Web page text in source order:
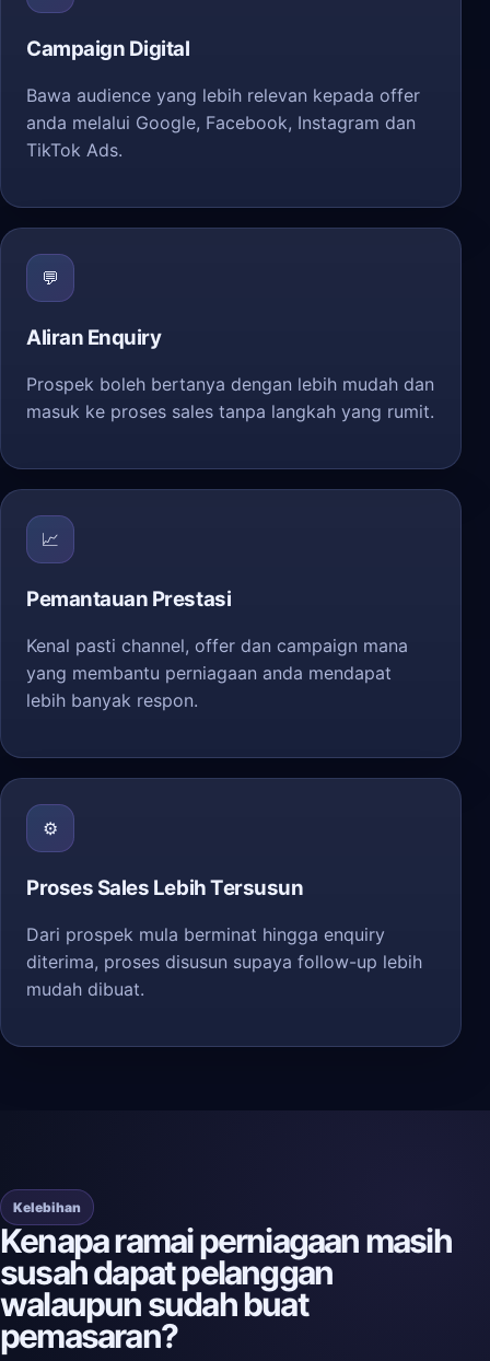
Campaign Digital
Bawa audience yang lebih relevan kepada offer
anda melalui Google, Facebook, Instagram dan
TikTok Ads.
💬
Aliran Enquiry
Prospek boleh bertanya dengan lebih mudah dan
masuk ke proses sales tanpa langkah yang rumit.
📈
Pemantauan Prestasi
Kenal pasti channel, offer dan campaign mana
yang membantu perniagaan anda mendapat
lebih banyak respon.
⚙️
Proses Sales Lebih Tersusun
Dari prospek mula berminat hingga enquiry
diterima, proses disusun supaya follow-up lebih
mudah dibuat.
Kelebihan
Kenapa ramai perniagaan masih
susah dapat pelanggan
walaupun sudah buat
pemasaran?